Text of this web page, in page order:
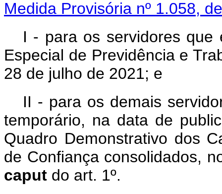
Medida Provisória nº 1.058,
I - para os servidores que
Especial de Previdência e
28 de julho de 2021; e
II - para os demais
temporário, na data de
Quadro Demonstrativo dos
de Confiança consolidados,
caput do art. 1º.